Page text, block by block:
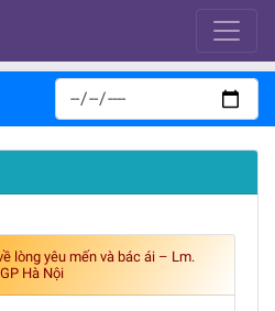
lòng yêu mến và bác ái – Lm.
Hà Nội